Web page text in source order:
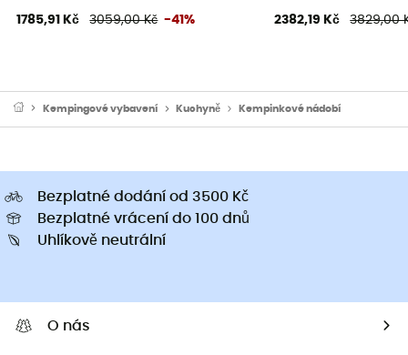
1785,91 Kč 3059,00 Kč -41% 2382,19 Kč 3829,00
Kempingové vybavení Kuchyně Kempinkové nádobí
Bezplatné dodání od 3500 Kč
Bezplatné vrácení do 100 dnů
Uhlíkově neutrální
O nás